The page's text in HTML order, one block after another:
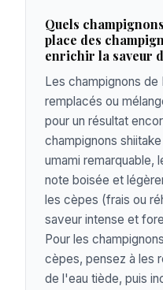
Quels
place des
enrichir la saveur
Les champignons
remplacés ou
pour un résultat
champignons
umami remarquable,
note boisée et
les cèpes (frais ou
saveur intense et
Pour les
cèpes, pensez à les
de l'eau tiède, puis